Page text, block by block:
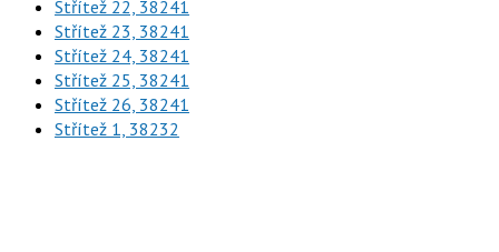
Střítež 22, 38241
Střítež 23, 38241
Střítež 24, 38241
Střítež 25, 38241
Střítež 26, 38241
Střítež 1, 38232